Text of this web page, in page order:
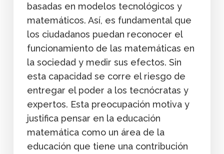
basadas en modelos tecnológicos y
matemáticos. Así, es fundamental que
los ciudadanos puedan reconocer el
funcionamiento de las matemáticas en
la sociedad y medir sus efectos. Sin
esta capacidad se corre el riesgo de
entregar el poder a los tecnócratas y
expertos. Esta preocupación motiva y
justifica pensar en la educación
matemática como un área de la
educación que tiene una contribución